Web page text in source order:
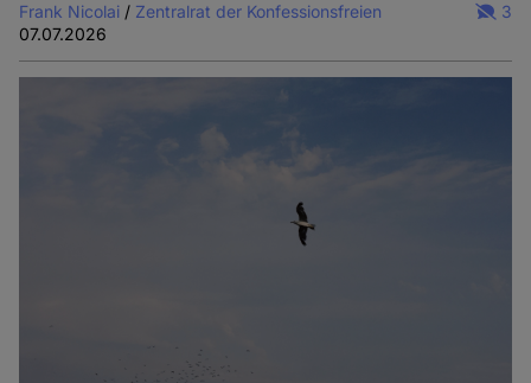
Frank Nicolai / Zentralrat der Konfessionsfreien
07.07.2026
3